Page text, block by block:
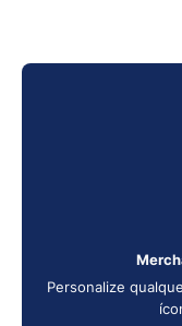
Personalize